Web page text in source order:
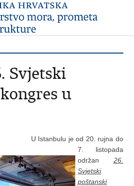
Svjetski
u
U Istanbulu je od 20. rujna do
7. listopada
održan 26.
Svjetski
poštanski